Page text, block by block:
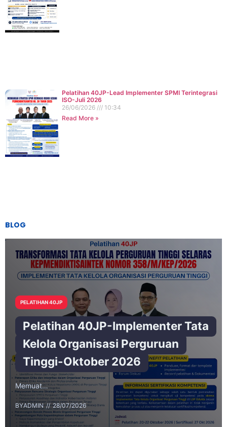
Pelatihan 40JP-Lead Implementer SPMI Terintegrasi
ISO-Juli 2026
26/06/2026
10:34
Read More »
BLOG
PELATIHAN 40JP
Pelatihan 40JP-Implementer Tata
Kelola Organisasi Perguruan
Tinggi-Oktober 2026
Memuat…
BYADMIN 28/07/2026